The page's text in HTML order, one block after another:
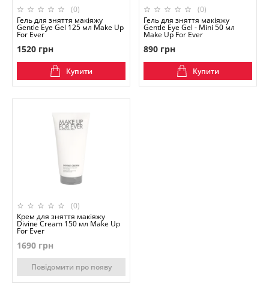
(0)
Гель для зняття макіяжу
Gentle Eye Gel 125 мл Make Up
For Ever
1520 грн
Купити
(0)
Гель для зняття макіяжу
Gentle Eye Gel - Mini 50 мл
Make Up For Ever
890 грн
Купити
(0)
Крем для зняття макіяжу
Divine Cream 150 мл Make Up
For Ever
1690 грн
Повідомити про появу